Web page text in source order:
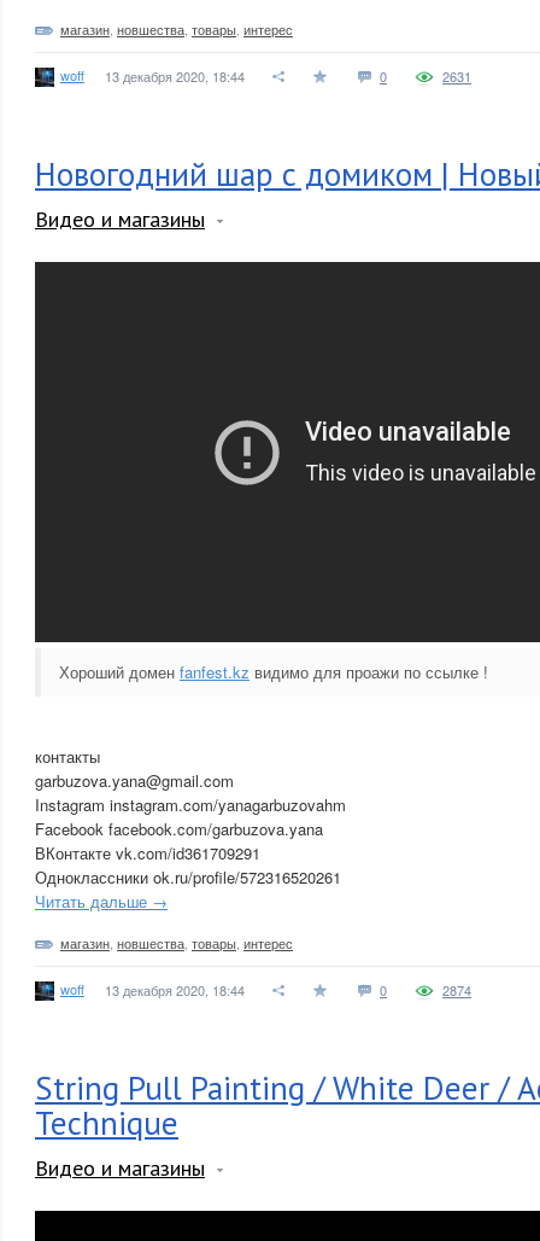
магазин новшества товары интерес
woff 13 декабря 2020, 18:44 0 2631
Новогодний шар с домиком |
Видео и магазины
Хороший домен fanfest.kz видимо для проажи по ссылке !
контакты
garbuzova.yana@gmail.com
Instagram instagram.com/yanagarbuzovahm
Facebook facebook.com/garbuzova.yana
ВКонтакте vk.com/id361709291
Одноклассники ok.ru/profile/572316520261
Читать дальше →
магазин новшества товары интерес
woff 13 декабря 2020, 18:44 0 2874
String Pull Painting / White Deer /
Technique
Видео и магазины